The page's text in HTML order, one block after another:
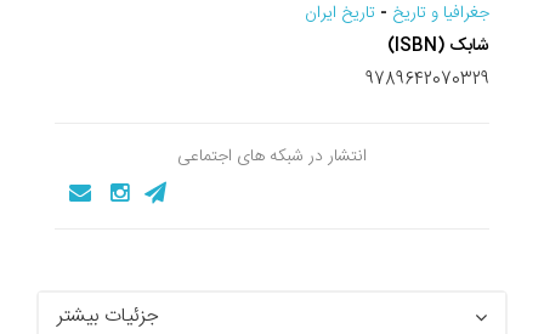
جغرافيا و تاريخ - تاریخ ایران
شابک (ISBN)
9789642070329
انتشار در شبکه های اجتماعی
جزئیات بیشتر